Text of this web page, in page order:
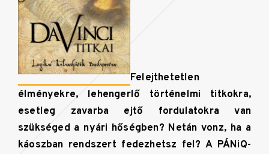
Felejthetetlen
élményekre, lehengerlő történelmi titkokra,
esetleg zavarba ejtő fordulatokra van
szükséged a nyári hőségben? Netán vonz, ha a
káoszban rendszert fedezhetsz fel? A PÁNiQ-